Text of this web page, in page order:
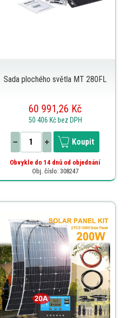
Sada plochého světla MT 280FL
60 991,26 Kč
50 406 Kč bez DPH
Koupit
Obvykle do 14 dnů od objednání
Obj. číslo: 308247